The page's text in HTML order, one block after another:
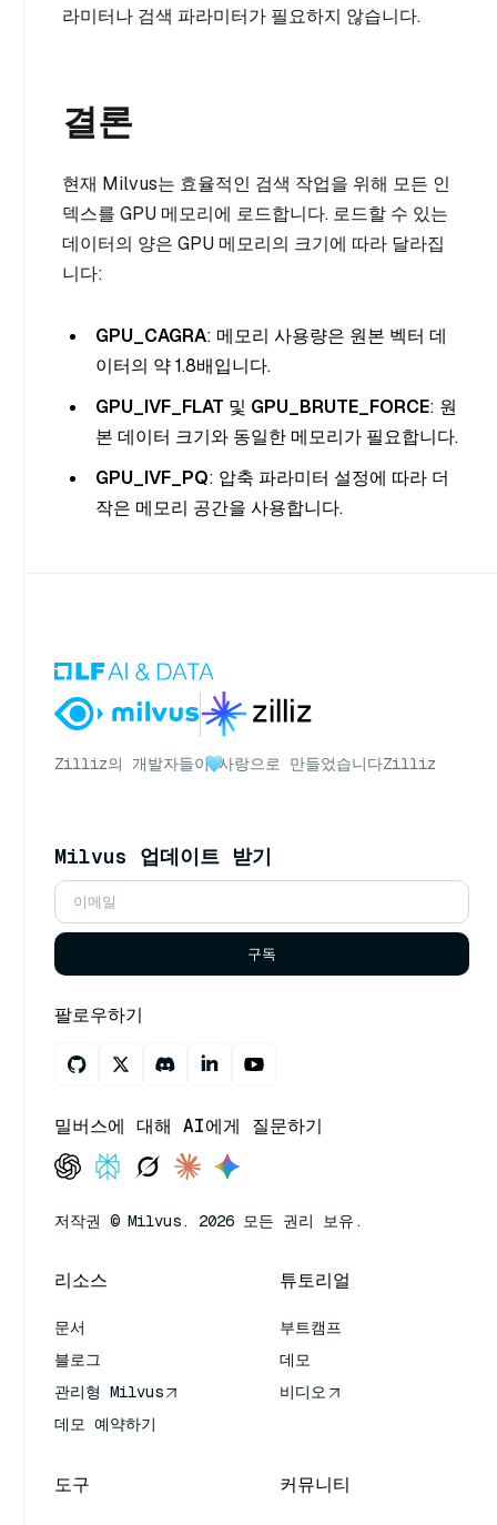
라미터나 검색 파라미터가 필요하지 않습니다.
결론
현재 Milvus는 효율적인 검색 작업을 위해 모든 인
덱스를 GPU 메모리에 로드합니다. 로드할 수 있는
데이터의 양은 GPU 메모리의 크기에 따라 달라집
니다:
GPU_CAGRA: 메모리 사용량은 원본 벡터 데
이터의 약 1.8배입니다.
GPU_IVF_FLAT 및 GPU_BRUTE_FORCE: 원
본 데이터 크기와 동일한 메모리가 필요합니다.
GPU_IVF_PQ: 압축 파라미터 설정에 따라 더
작은 메모리 공간을 사용합니다.
Zilliz의 개발자들이 사랑으로 만들었습니다Zilliz
Milvus 업데이트 받기
구독
팔로우하기
밀버스에 대해 AI에게 질문하기
저작권 © Milvus. 2026 모든 권리 보유.
리소스
문서
블로그
관리형 Milvus
데모 예약하기
튜토리얼
부트캠프
데모
비디오
도구 커뮤니티